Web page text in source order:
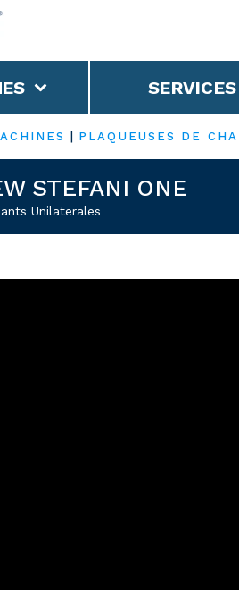
SERVICES
PLAQUEUSES DE
STEFANI ONE
Unilaterales